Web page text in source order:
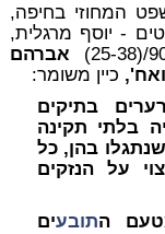
המחוזי בחיפה,
- יוסף מרגלית,
אברהם
כיין משומר:
בתיקים
בלתי תקינה
בהן, כל
על הנזקים
התובעים